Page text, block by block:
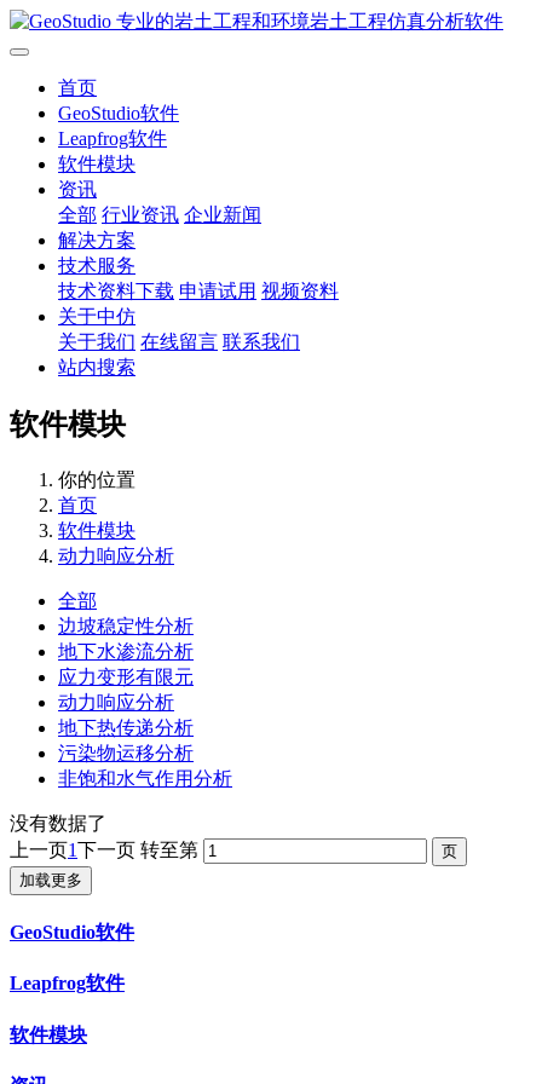
首页
GeoStudio软件
Leapfrog软件
软件模块
资讯
全部 行业资讯 企业新闻
解决方案
技术服务
技术资料下载 申请试用 视频资料
关于中仿
关于我们 在线留言 联系我们
站内搜索
软件模块
你的位置
首页
软件模块
动力响应分析
全部
边坡稳定性分析
地下水渗流分析
应力变形有限元
动力响应分析
地下热传递分析
污染物运移分析
非饱和水气作用分析
没有数据了
上一页1下一页 转至第
加载更多
GeoStudio软件
Leapfrog软件
软件模块